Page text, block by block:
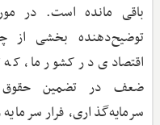
باقی مانده است. در
توضیح‌دهنده بخشی از
اقتصادی در کشور ما، که
ضعف در تضمین حقوق
سرمایه‌گذاری، فرار